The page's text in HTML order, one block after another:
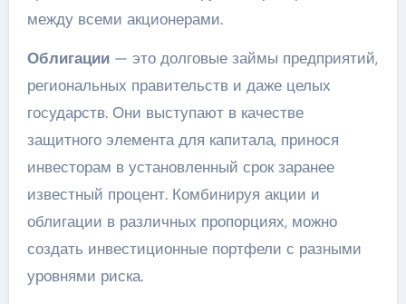
между всеми акционерами.
Облигации— это долговые займы предприятий,
региональных правительств и даже целых
государств. Они выступают в качестве
защитного элемента для капитала, принося
инвесторам в установленный срок заранее
известный процент. Комбинируя акции и
облигации в различных пропорциях, можно
создать инвестиционные портфели с разными
уровнями риска.